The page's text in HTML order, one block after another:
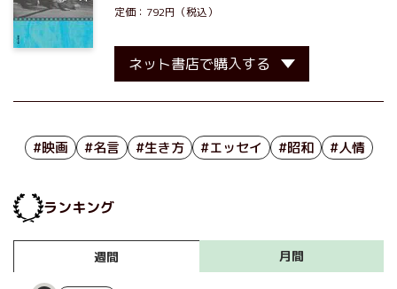
定価：792円（税込）
ネット書店で購入する
#映画 #名言 #生き方 #エッセイ #昭和 #人情
ランキング
週間 月間